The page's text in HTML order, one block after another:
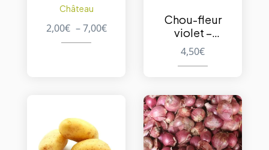
Château
2,00€ –7,00€
Chou-fleur
violet –
pièce
4,50€